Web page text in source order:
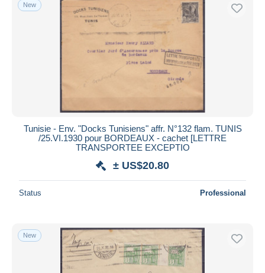
New
Tunisie - Env. "Docks Tunisiens" affr. N°132 flam. TUNIS
/25.VI.1930 pour BORDEAUX - cachet [LETTRE
TRANSPORTEE EXCEPTIO
± US$20.80
Status Professional
New